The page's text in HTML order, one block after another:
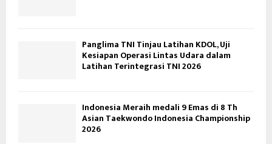
Panglima TNI Tinjau Latihan KDOL, Uji
Kesiapan Operasi Lintas Udara dalam
Latihan Terintegrasi TNI 2026
Indonesia Meraih medali 9 Emas di 8 Th
Asian Taekwondo Indonesia Championship
2026